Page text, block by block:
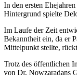
In den ersten
Hintergrund spielte
Im Laufe der Zeit
Bekanntheit ein, da er
Mittelpunkt stellte,
Trotz des öffentlichen
von Dr. Nowzaradans